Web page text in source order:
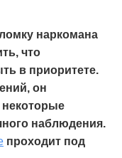
наркомана
что
в приоритете.
он
некоторые
наблюдения.
проходит под